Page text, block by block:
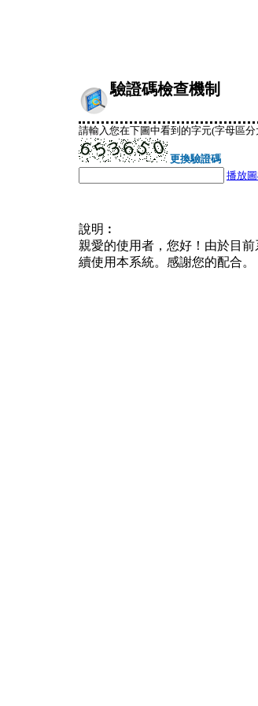
驗證碼檢查機制
請輸入您在下圖中看到的字元(字母區分
更換驗證碼
播放
說明︰
親愛的使用者，您好！由於目
續使用本系統。感謝您的配合。